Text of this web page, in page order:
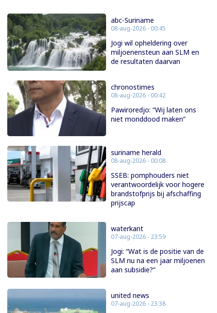
abc-Suriname
08-aug-2026 - 00:45
Jogi wil opheldering over
miljoenensteun aan SLM en
de resultaten daarvan
chronostimes
08-aug-2026 - 00:42
Pawiroredjo: “Wij laten ons
niet monddood maken”
suriname herald
08-aug-2026 - 00:08
SSEB: pomphouders niet
verantwoordelijk voor hogere
brandstofprijs bij afschaffing
prijscap
waterkant
07-aug-2026 - 23:59
Jogi: “Wat is de positie van de
SLM nu na een jaar miljoenen
aan subsidie?”
united news
07-aug-2026 - 23:38